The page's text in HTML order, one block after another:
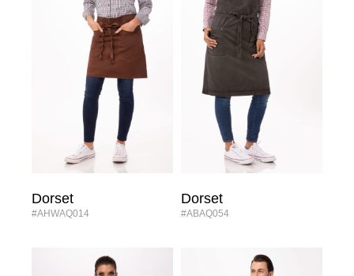
Dorset
#AHWAQ014
Dorset
#ABAQ054